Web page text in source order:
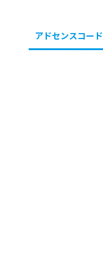
アドセンスコード